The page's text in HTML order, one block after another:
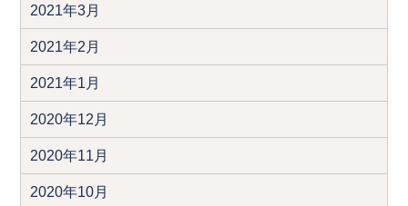
2021年3月
2021年2月
2021年1月
2020年12月
2020年11月
2020年10月